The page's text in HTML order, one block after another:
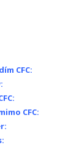
CFC:
CFC: